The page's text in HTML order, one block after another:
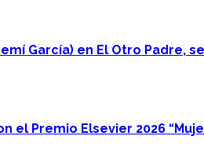
García) en El Otro Padre,
el Premio Elsevier 2026